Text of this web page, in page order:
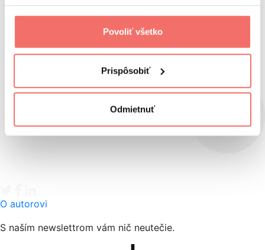
Povoliť všetko
Prispôsobiť
Odmietnuť
O autorovi
S naším newslettrom vám nič neutečie.